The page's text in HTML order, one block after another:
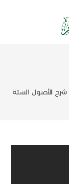
شرح الأصول الستة